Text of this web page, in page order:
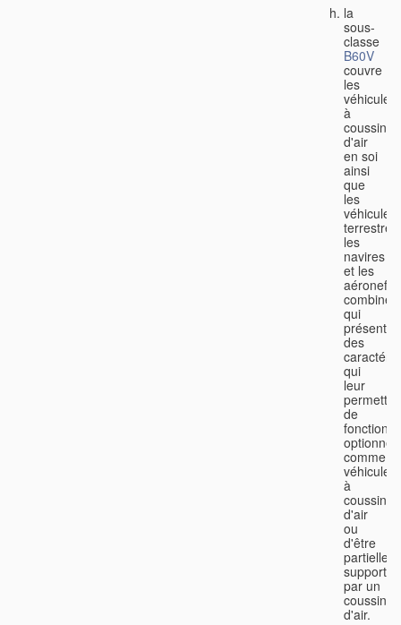
la
sous-
classe
B60V
couvre
les
véhicules
à
coussin
d'air
en soi
ainsi
que
les
véhicules
terrestres,
les
navires
et les
aéronefs
combinés
qui
des
qui
leur
de
comme
véhicules
à
coussin
d'air
ou
d'être
supportés
par un
coussin
d'air.